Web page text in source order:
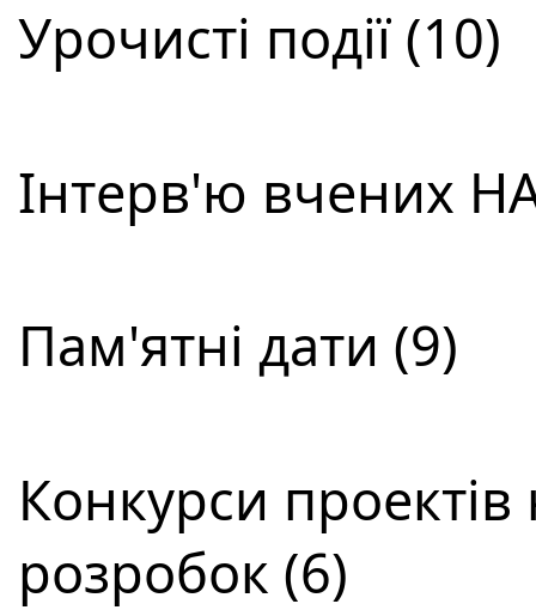
Урочисті події (10)
Інтерв'ю вчених
Пам'ятні дати (9)
Конкурси
розробок (6)